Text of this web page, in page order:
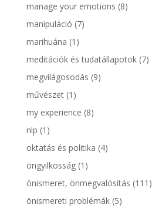
manage your emotions (8)
manipuláció (7)
marihuána (1)
meditációk és tudatállapotok(7)
megvilágosodás (9)
művészet(1)
my experience (8)
nlp (1)
oktatás és politika (4)
öngyilkosság(1)
önismeret, önmegvalósítás (111)
önismereti problémák(5)